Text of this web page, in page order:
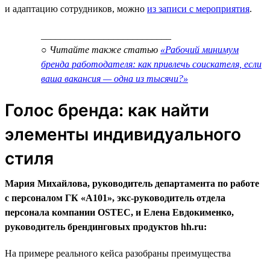
и адаптацию сотрудников, можно из записи с мероприятия.
○ Читайте также статью «Рабочий минимум
бренда работодателя: как привлечь соискателя, если
ваша вакансия — одна из тысячи?»
Голос бренда: как найти
элементы индивидуального
стиля
Мария Михайлова, руководитель департамента по работе
с персоналом ГК «А101», экс-руководитель отдела
персонала компании OSTEC, и Елена Евдокименко,
руководитель брендинговых продуктов hh.ru:
На примере реального кейса разобраны преимущества